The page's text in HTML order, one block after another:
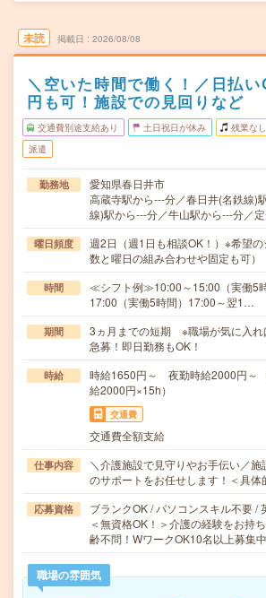
未読 掲載日 2026/08/08
＼空いた時間で働く！／日払
円も可！施設での見回りなど
交通費別途支給あり 土日祝日が休み 残業なし
派遣
勤務地
愛知県春日井市
高蔵寺駅から---分／春日井(名鉄線)
線)駅から---分／牛山駅から---分／
曜日頻度
週2日（週1日も相談OK！）※希望
数と曜日の組み合わせや固定も可）
時間
≪シフト例≫10:00～15:00（実働5
17:00（実働5時間）17:00～翌1…
期間
3ヵ月までの短期 ※職場が気に入
急募！即日勤務もOK！
時給
時給1650円～ 夜勤時給2000円～
給2000円×15h）
交通費
交通費全額支給
仕事内容
＼介護施設で見守りやお手伝い／施
のサポートをお任せします！＜具
応募資格
ブランクOK / パソコンスキル不要 /
＜無資格OK！＞介護の経験をお持
齢不問！WワークOK10名以上募集
職場の雰囲気